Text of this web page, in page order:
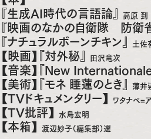
『生成AI時代の言語論』
高原 到
『映画のなかの自衛隊 防衛
『ナチュラルボーンチキン』 土佐
【映画】『対外秘』 田沢竜次
【音楽】『New Internationale
【美術】『モネ 睡蓮のとき』 薄井
【TVドキュメンタリー】 ワタナベ=
【TV批評】 水島宏明
【本箱】 渡辺妙子（編集部）選